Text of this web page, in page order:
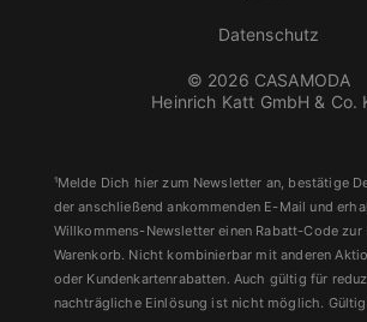
© 2026 CASAMODA
Heinrich Katt GmbH & Co.
Datenschutz
¹Melde Dich hier zum Newsletter an, bestätige
der anschließend ankommenden E-Mail und
Willkommens-Newsletter einen Rabatt-Code zur
Warenkorb. Nicht kombinierbar mit anderen
oder Kundenkartenrabatten. Auch gültig für
nachträgliche Einlösung ist nicht möglich. Gültig